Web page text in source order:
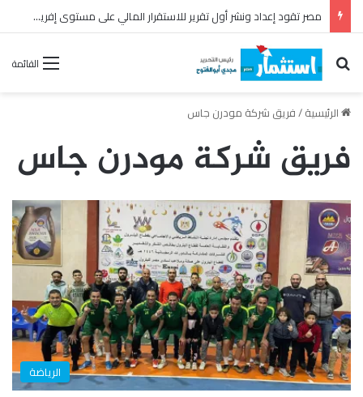
أبوقير للأسمدة تحقق نتائج مالية استثنائية خلال النصف الأول من عام 2026
القائمة بحث عن
الرئيسية/فريق شركة مودرن جاس
فريق شركة مودرن جاس
الرياضة